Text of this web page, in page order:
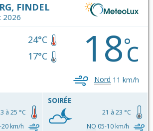
FINDEL
2026
24°C
17°C
18°c
Nord 11 km/h
à 25 °C
km/h
SOIRÉE
21 à 23 °C
NO 05-10 km/h